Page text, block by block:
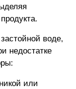
воде,
недостатке
или